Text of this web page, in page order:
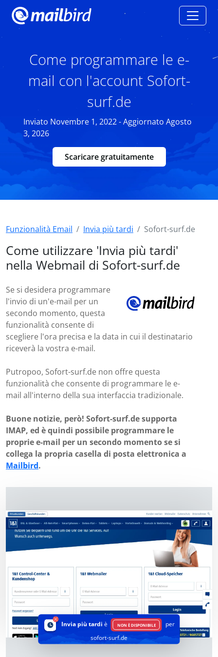
Come programmare le e-
mail con l'account Sofort-
surf.de
Inviato Novembre 1, 2022 - Aggiornato Agosto
3, 2026
Scaricare gratuitamente
Funzionalità Email Invia più tardi Sofort-surf.de
Come utilizzare 'Invia più tardi'
nella Webmail di Sofort-surf.de
Se si desidera programmare
l'invio di un'e-mail per un
secondo momento, questa
funzionalità consente di
scegliere l'ora precisa e la data in cui il destinatario
riceverà la vostra e-mail.
Putropoo, Sofort-surf.de non offre questa
funzionalità che consente di programmare le e-
mail all'interno della sua interfaccia tradizionale.
Buone notizie, però! Sofort-surf.de supporta
IMAP, ed è quindi possibile programmare le
proprie e-mail per un secondo momento se si
collega la propria casella di posta elettronica a
Mailbird.
Invia più tardi è NON È DISPONIBILE
per
sofort-surf.de